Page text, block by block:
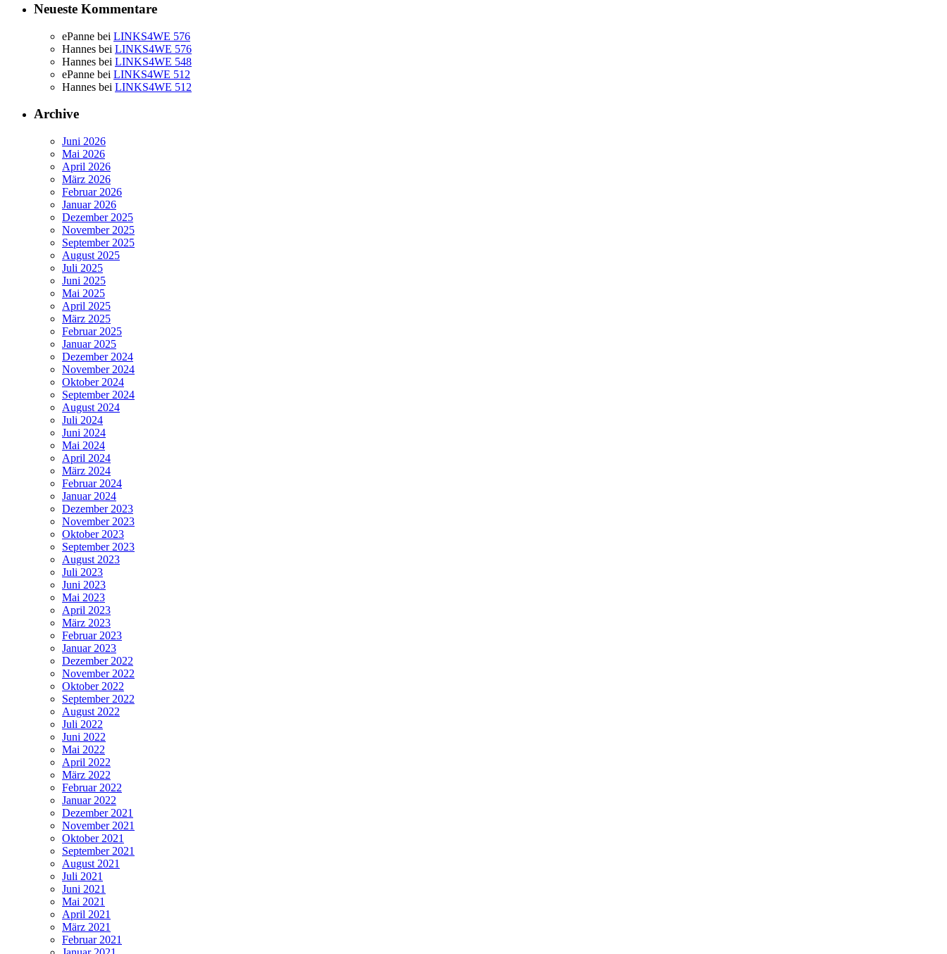
Neueste Kommentare
ePanne bei LINKS4WE 576
Hannes bei LINKS4WE 576
Hannes bei LINKS4WE 548
ePanne bei LINKS4WE 512
Hannes bei LINKS4WE 512
Archive
Juni 2026
Mai 2026
April 2026
März 2026
Februar 2026
Januar 2026
Dezember 2025
November 2025
September 2025
August 2025
Juli 2025
Juni 2025
Mai 2025
April 2025
März 2025
Februar 2025
Januar 2025
Dezember 2024
November 2024
Oktober 2024
September 2024
August 2024
Juli 2024
Juni 2024
Mai 2024
April 2024
März 2024
Februar 2024
Januar 2024
Dezember 2023
November 2023
Oktober 2023
September 2023
August 2023
Juli 2023
Juni 2023
Mai 2023
April 2023
März 2023
Februar 2023
Januar 2023
Dezember 2022
November 2022
Oktober 2022
September 2022
August 2022
Juli 2022
Juni 2022
Mai 2022
April 2022
März 2022
Februar 2022
Januar 2022
Dezember 2021
November 2021
Oktober 2021
September 2021
August 2021
Juli 2021
Juni 2021
Mai 2021
April 2021
März 2021
Februar 2021